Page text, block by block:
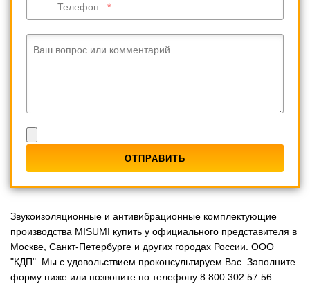
Телефон...
Ваш вопрос или комментарий
Звукоизоляционные и антивибрационные комплектующие
производства MISUMI купить у официального представителя в
Москве, Санкт-Петербурге и других городах России. ООО
"КДП". Мы с удовольствием проконсультируем Вас. Заполните
форму ниже или позвоните по телефону 8 800 302 57 56.